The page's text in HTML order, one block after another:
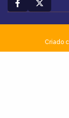
Criado